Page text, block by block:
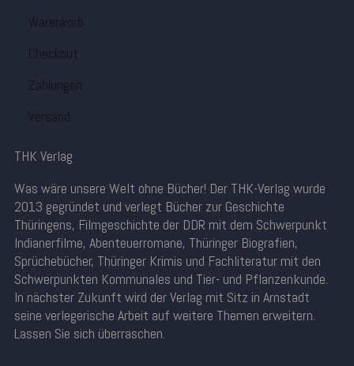
Warenkorb
Checkout
Zahlungen
Versand
THK Verlag
Was wäre unsere Welt ohne Bücher! Der THK-Verlag wurde
2013 gegründet und verlegt Bücher zur Geschichte
Thüringens, Filmgeschichte der DDR mit dem Schwerpunkt
Indianerfilme, Abenteuerromane, Thüringer Biografien,
Sprüchebücher, Thüringer Krimis und Fachliteratur mit den
Schwerpunkten Kommunales und Tier- und Pflanzenkunde.
In nächster Zukunft wird der Verlag mit Sitz in Arnstadt
seine verlegerische Arbeit auf weitere Themen erweitern.
Lassen Sie sich überraschen.